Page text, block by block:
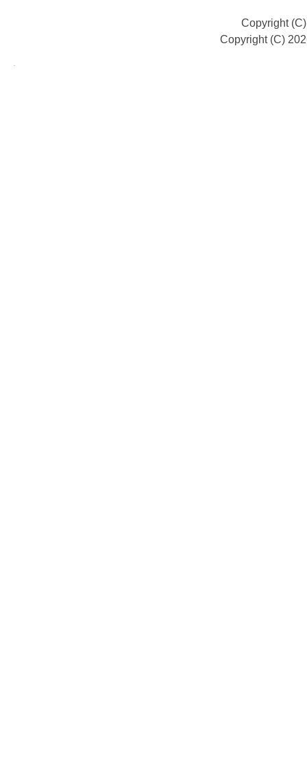
Copyright
Copyright (C)